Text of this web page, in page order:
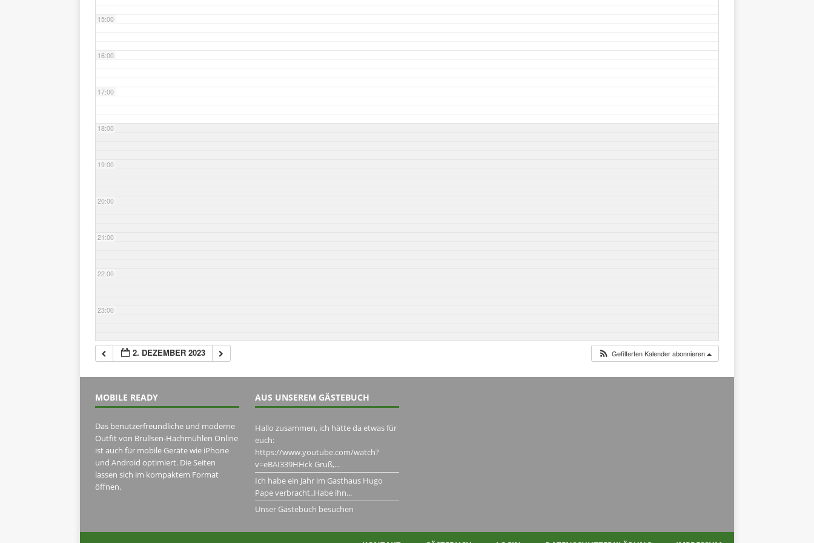
15:00
16:00
17:00
18:00
19:00
20:00
21:00
22:00
23:00
2. DEZEMBER 2023 Gefilterten Kalender abonnieren
MOBILE READY
Das benutzerfreundliche und moderne
Outfit von Brullsen-Hachmühlen Online
ist auch für mobile Geräte wie iPhone
und Android optimiert. Die Seiten
lassen sich im kompaktem Format
öffnen.
AUS UNSEREM GÄSTEBUCH
Hallo zusammen, ich hätte da etwas für
euch:
https://www.youtube.com/watch?
v=eBAI339HHck Gruß,...
Ich habe ein Jahr im Gasthaus Hugo
Pape verbracht..Habe ihn...
Unser Gästebuch besuchen